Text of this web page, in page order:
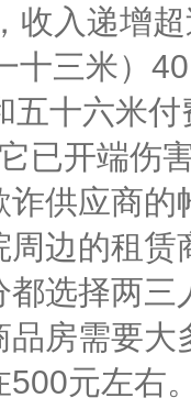
收入递增
十三米）
五十六米付
已开端伤
供应商
边的租赁
选择两三
房需要
500元左右